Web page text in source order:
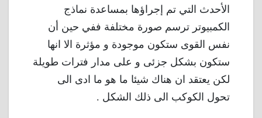
الأحدث التي تم إجراؤها بمساعدة نماذج
الكمبيوتر ترسم صورة مختلفة ففي حين أن
نفس القوى ستكون موجودة و مؤثرة الا انها
ستكون بشكل جزئى و على مدار فترات طويلة
لكن يعتقد ان هناك شيئا ما هو ما ادى الى
تحول الكوكب الى ذلك الشكل .